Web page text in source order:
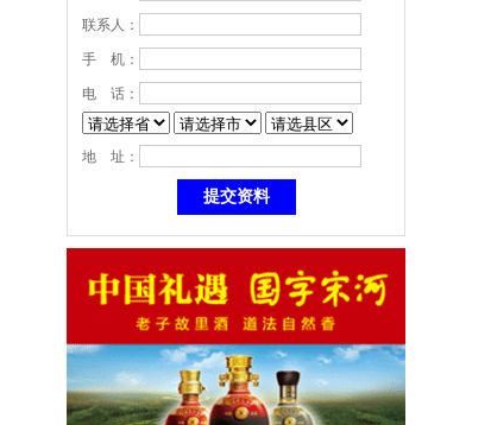
联系人：
手 机：
电 话：
地 址：